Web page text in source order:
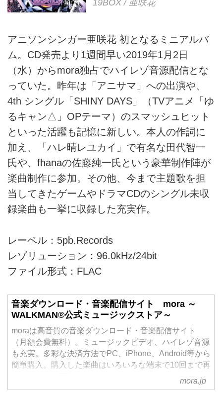
19BOX / 亜咲花
アニソンシンガー亜咲花 初となるミニアルバ
ム。CD発売より1週間早い2019年1月2日
（水）からmora独占でハイレゾ音源配信とな
っていた。昨年は「アニサマ」への出演や、
4th シングル「SHINY DAYS」（TVアニメ「ゆ
るキャン△」OPテーマ）のスマッシュヒット
といった活躍も記憶に新しい。本人の作詞に
加え、「ハレ晴レユカイ」で有名な田代智一
氏や、fhanaの佐藤純一氏という豪華制作陣が
楽曲制作に参加。その他、今まで主題歌を担
当してきたゲームやドラマCDのシングル未収
録楽曲も一挙に収録した充実作。
レーベル：5pb.Records
レゾリューション：96.0kHz/24bit
ファイル形式：FLAC
音楽ダウンロード・音楽配信サイト mora ～
WALKMAN®公式ミュージックストア～
moraは高音質の音楽ダウンロード・音楽配信サイト
（月額会費無料）。ミュージックビデオ、ハイレゾ音源
も充実。多彩な決済方法でPC、iPhone、Android等から
簡単購入。購入した楽曲はいろいろな端末で10回まで再
mora.jp